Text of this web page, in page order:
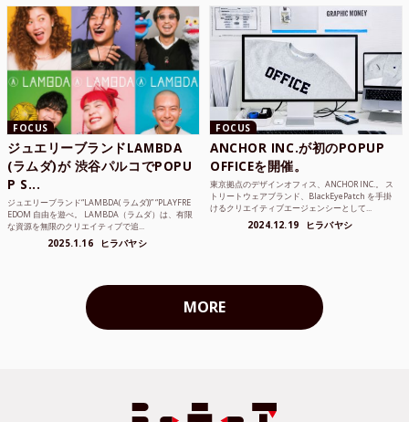
FOCUS
ジュエリーブランドLAMBDA
(ラムダ)が 渋谷パルコでPOPU
P S...
ジュエリーブランド“LAMBDA( ラムダ))” “PLAYFRE
EDOM 自由を遊べ。 LAMBDA（ラムダ）は、有限
な資源を無限のクリエイティブで追...
2025.1.16 ヒラバヤシ
FOCUS
ANCHOR INC.が初のPOPUP
OFFICEを開催。
東京拠点のデザインオフィス、ANCHOR INC.。 ス
トリートウェアブランド、BlackEyePatch を手掛
けるクリエイティブエージェンシーとして...
2024.12.19 ヒラバヤシ
MORE